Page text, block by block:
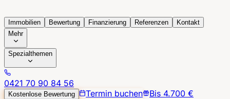
Immobilien Bewertung Finanzierung Referenzen
Kontakt
Mehr
Spezialthemen
0421 70 90 84 56
Kostenlose Bewertung Termin buchen
Bis 4.700 €